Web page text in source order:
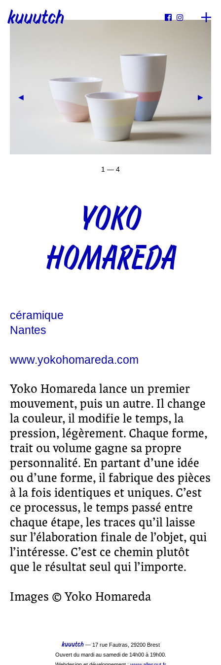
kuuutch  
1 — 4
YOKO
HOMAREDA
céramique
Nantes
www.yokohomareda.com
Yoko Homareda lance un premier
mouvement, puis un autre. Il change
la couleur, il modifie le temps, la
pression, légèrement. Chaque forme,
trait ou volume gagne sa propre
personnalité. En partant d’une idée
ou d’une forme, il fabrique des pièces
à la fois identiques et uniques. C’est
ce processus, le temps passé entre
chaque étape, les traces qu’il laisse
sur l’élaboration finale de l’objet, qui
l’intéresse. C’est ce chemin plutôt
que le résultat seul qui l’importe.
Images © Yoko Homareda
kuuutch— 17 rue Fautras, 29200 Brest
Ouvert du mardi au samedi de 14h00 à 19h00.